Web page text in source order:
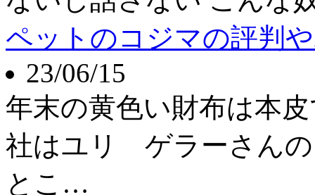
ペットのコジマの評判
23/06/15
年末の黄色い財布は本
社はユリ ゲラーさんの
とこ…